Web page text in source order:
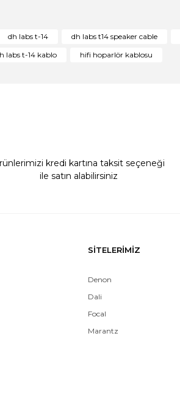
Yorum Yaz
Gönder
dh labs t-14 dh labs t14 speaker cable
labs t-14 kablo hifi hoparlör kablosu
kredi kartına taksit seçeneği
ile satın alabilirsiniz
SİTELERİMİZ
Denon
Dali
Focal
Marantz